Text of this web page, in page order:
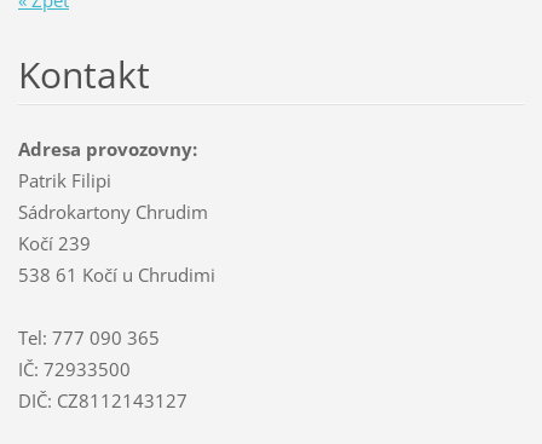
Kontakt
Adresa provozovny:
Patrik Filipi
Sádrokartony Chrudim
Kočí 239
538 61 Kočí u Chrudimi
Tel: 777 090 365
IČ: 72933500
DIČ: CZ8112143127